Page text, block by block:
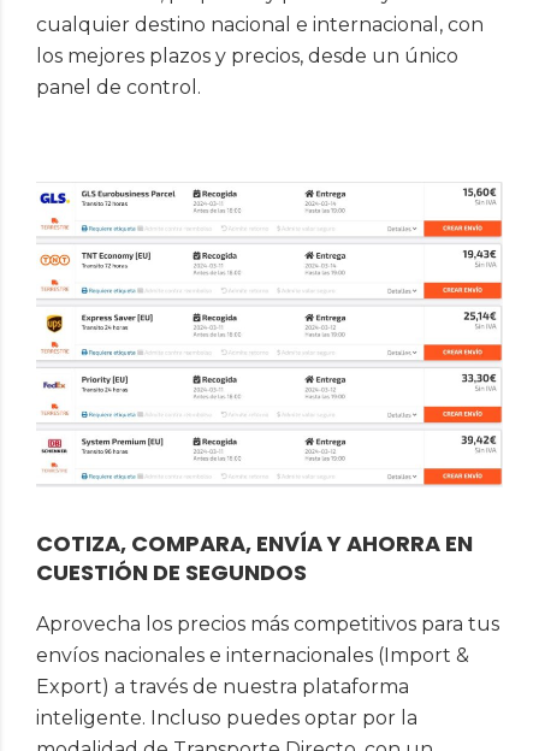
cualquier destino nacional e internacional, con
los mejores plazos y precios, desde un único
panel de control.
COTIZA, COMPARA, ENVÍA Y AHORRA EN
CUESTIÓN DE SEGUNDOS
Aprovecha los precios más competitivos para tus
envíos nacionales e internacionales (Import &
Export) a través de nuestra plataforma
inteligente. Incluso puedes optar por la